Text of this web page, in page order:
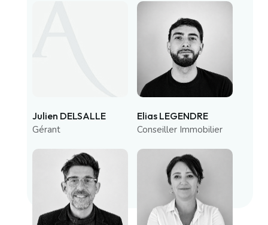
Julien DELSALLE
Gérant
Elias LEGENDRE
Conseiller Immobilier